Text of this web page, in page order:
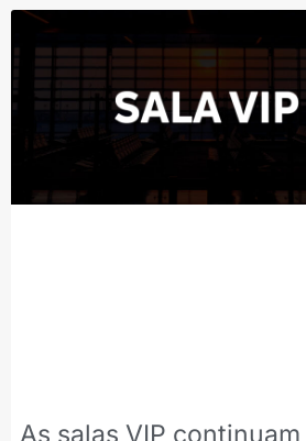
As salas VIP continuam